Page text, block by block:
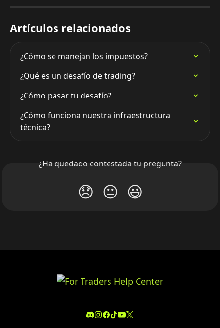
Artículos relacionados
¿Cómo se manejan los impuestos?
¿Qué es un desafío de trading?
¿Cómo pasar tu desafío?
¿Cómo funciona nuestra infraestructura
técnica?
¿Ha quedado contestada tu pregunta?
😞 😐 😃